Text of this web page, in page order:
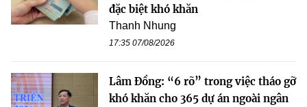
đặc biệt khó khăn
Thanh Nhung
17:35 07/08/2026
Lâm Đồng: “6 rõ” trong việc tháo gỡ
khó khăn cho 365 dự án ngoài ngân